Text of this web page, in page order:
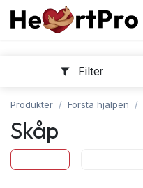
Hoppa till innehållet
Filter
Produkter Första hjälpen
Skåp